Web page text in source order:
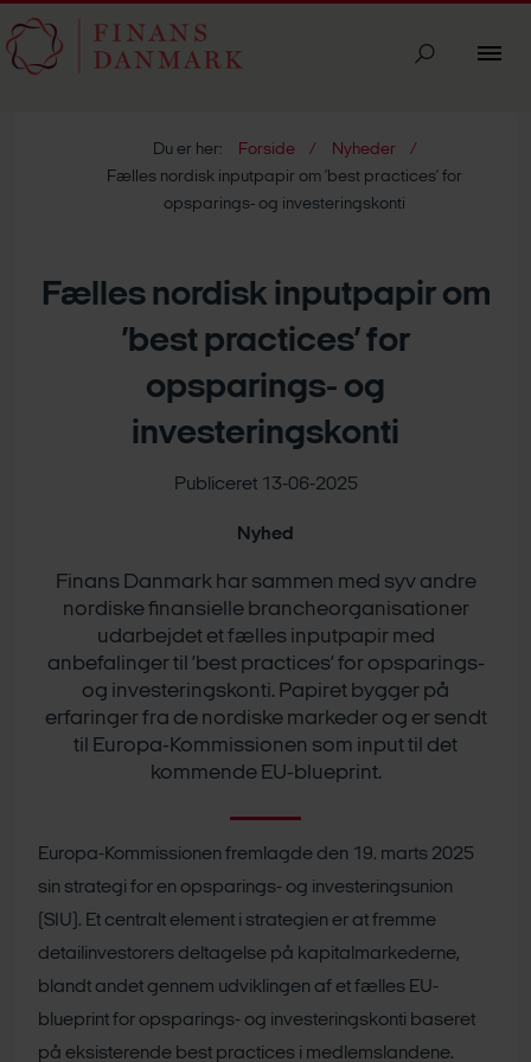
Du er her: Forside
Nyheder
Fælles nordisk inputpapir om ’best practices’ for
opsparings- og investeringskonti
Fælles nordisk inputpapir om
’best practices’ for
opsparings- og
investeringskonti
Publiceret 13-06-2025
Nyhed
Finans Danmark har sammen med syv andre
nordiske finansielle brancheorganisationer
udarbejdet et fælles inputpapir med
anbefalinger til ’best practices’ for opsparings-
og investeringskonti. Papiret bygger på
erfaringer fra de nordiske markeder og er sendt
til Europa-Kommissionen som input til det
kommende EU-blueprint.
Europa-Kommissionen fremlagde den 19. marts 2025
sin strategi for en opsparings- og investeringsunion
(SIU). Et centralt element i strategien er at fremme
detailinvestorers deltagelse på kapitalmarkederne,
blandt andet gennem udviklingen af et fælles EU-
blueprint for opsparings- og investeringskonti baseret
på eksisterende best practices i medlemslandene.